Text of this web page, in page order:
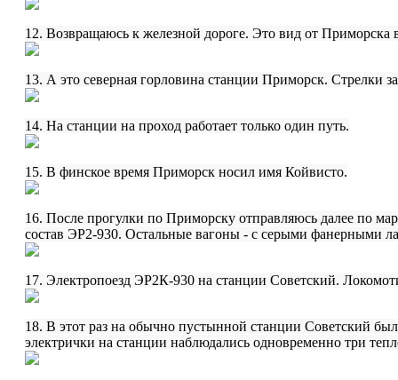
12. Возвращаюсь к железной дороге. Это вид от Приморска
13. А это северная горловина станции Приморск. Стрелки
14. На станции на проход работает только один путь.
15. В финское время Приморск носил имя Койвисто.
16. После прогулки по Приморску отправляюсь далее по
состав ЭР2-930. Остальные вагоны - с серыми фанерными
17. Электропоезд ЭР2К-930 на станции Советский.
18. В этот раз на обычно пустынной станции Советский
электрички на станции наблюдались одновременно три